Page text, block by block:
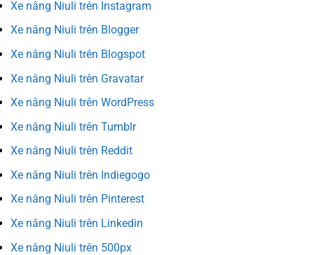
Xe nâng Niuli trên Instagram
Xe nâng Niuli trên Blogger
Xe nâng Niuli trên Blogspot
Xe nâng Niuli trên Gravatar
Xe nâng Niuli trên WordPress
Xe nâng Niuli trên Tumblr
Xe nâng Niuli trên Reddit
Xe nâng Niuli trên Indiegogo
Xe nâng Niuli trên Pinterest
Xe nâng Niuli trên Linkedin
Xe nâng Niuli trên 500px